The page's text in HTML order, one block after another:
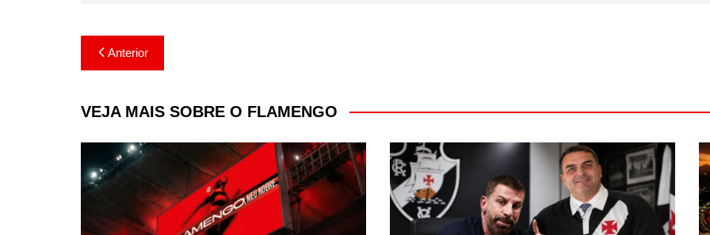
Navegação
de
Post
Anterior
VEJA MAIS SOBRE O FLAMENGO